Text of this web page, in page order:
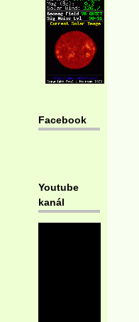
Facebook
Youtube
kanál